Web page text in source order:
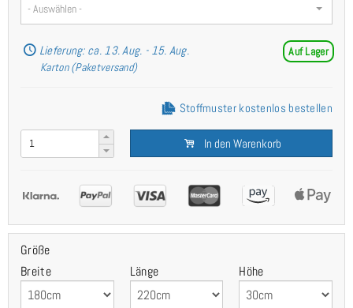
- Auswählen -
Auf Lager
Lieferung: ca. 13. Aug. - 15. Aug.
Karton (Paketversand)
Stoffmuster kostenlos bestellen
In den Warenkorb
Größe
Breite
Länge Höhe